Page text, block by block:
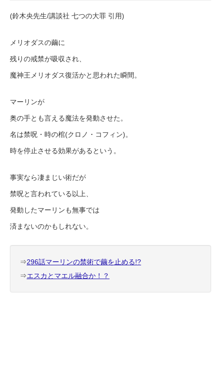
(鈴木央先生/講談社 七つの大罪 引用)
メリオダスの繭に
残りの戒禁が吸収され、
魔神王メリオダス復活かと思われた瞬間。
マーリンが
奥の手とも言える魔法を発動させた。
名は禁呪・時の棺(クロノ・コフィン)。
時を停止させる効果があるという。
事実なら凄まじい術だが
禁呪と言われている以上、
発動したマーリンも無事では
済まないのかもしれない。
⇒296話マーリンの禁術で繭を止める!?
⇒エスカとマエル融合か！？